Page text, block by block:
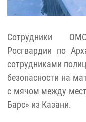
Сотрудники
Росгвардии по
сотрудниками
безопасности на
с мячом между
Барс» из Казани.